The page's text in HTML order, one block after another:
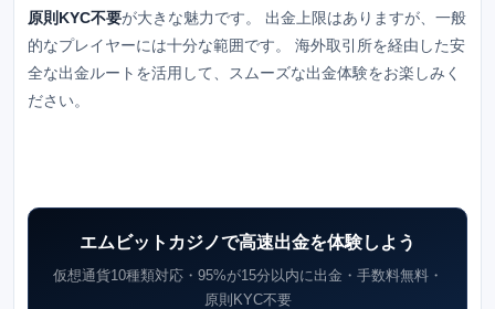
原則KYC不要が大きな魅力です。 出金上限はありますが、一般
的なプレイヤーには十分な範囲です。 海外取引所を経由した安
全な出金ルートを活用して、スムーズな出金体験をお楽しみく
ださい。
エムビットカジノで高速出金を体験しよう
仮想通貨10種類対応・95%が15分以内に出金・手数料無料・
原則KYC不要